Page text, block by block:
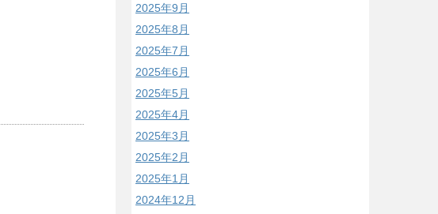
2025年9月
2025年8月
2025年7月
2025年6月
2025年5月
2025年4月
2025年3月
2025年2月
2025年1月
2024年12月